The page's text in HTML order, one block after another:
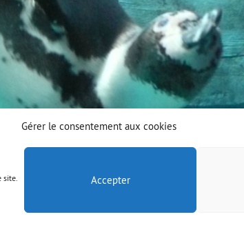
Gérer le consentement aux cookies
site.
Accepter